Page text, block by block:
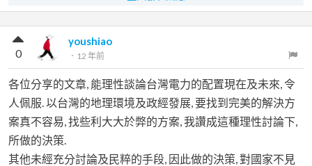
youshiao
． 12 年前
0
各位分享的文章, 能理性談論台灣電力的配置現在及未來, 令
人佩服. 以台灣的地理環境及政經發展, 要找到完美的解決方
案真不容易, 找些利大大於弊的方案, 我讚成這種理性討論下,
所做的決策.
其他未經充分討論及民粹的手段, 因此做的決策, 對國家不見